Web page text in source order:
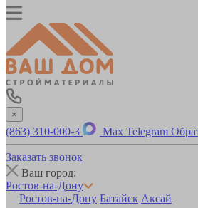
×
(863) 310-000-3 Max Telegram
Заказать звонок
Ваш город:
Ростов-на-Дону
Ростов-на-Дону Батайск Аксай